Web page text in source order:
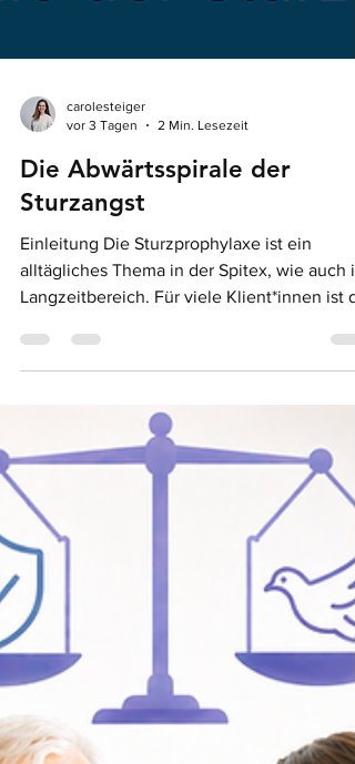
carolesteiger
Die Abwärtsspirale der
Sturzangst
Einleitung Die Sturzprophylaxe ist ein
alltägliches Thema in der Spitex, wie auch
Alltages. Die Sturzangst ist einer von zehn
Faktoren, welche beim multifaktoriellen
Assessment vom StoppSturz Manual für die
Spitex erfragt wird (Birnea et al., 2021). Von
dem Phänomen Sturzangst können
grundsätzlich alle Personen betroffen sein,